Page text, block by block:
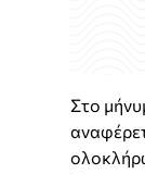
Στο